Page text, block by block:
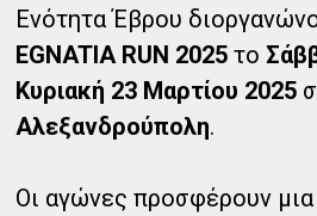
Ενότητα Έβρου
EGNATIA RUN 2025 το
Κυριακή 23 Μαρτίου 2025
Αλεξανδρούπολη.
Οι αγώνες προσφέρουν